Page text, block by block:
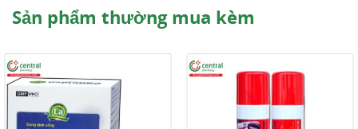
Sản phẩm thường mua kèm